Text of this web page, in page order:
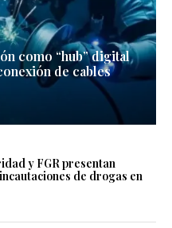
como “hub” digital
de cables
y FGR presentan
de drogas en